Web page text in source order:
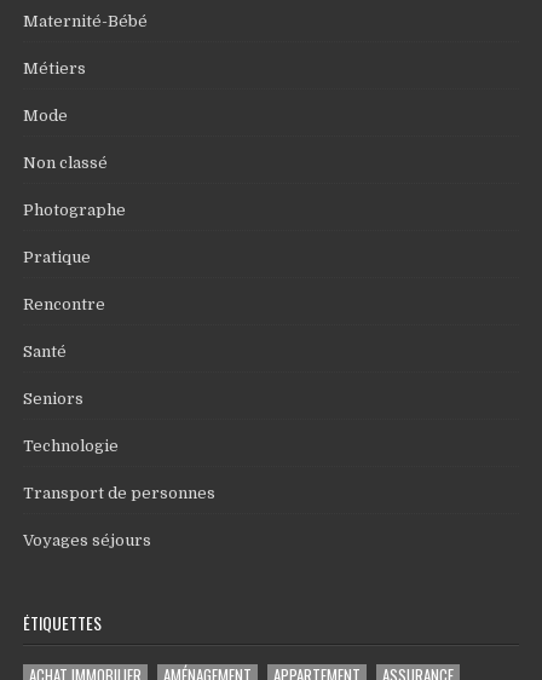
Maternité-Bébé
Métiers
Mode
Non classé
Photographe
Pratique
Rencontre
Santé
Seniors
Technologie
Transport de personnes
Voyages séjours
ÉTIQUETTES